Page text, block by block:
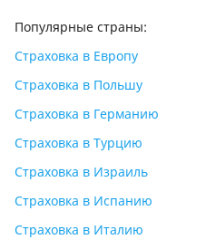
Популярные страны:
Страховка в Европу
Страховка в Польшу
Страховка в Германию
Страховка в Турцию
Страховка в Израиль
Страховка в Испанию
Страховка в Италию